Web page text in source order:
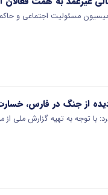
مسئولیت اجتماعی و
از جنگ در فارس، خسارت
با توجه به تهیه گزارش